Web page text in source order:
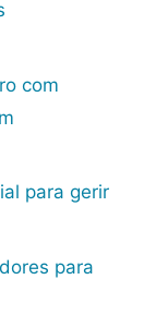
com
para gerir
para